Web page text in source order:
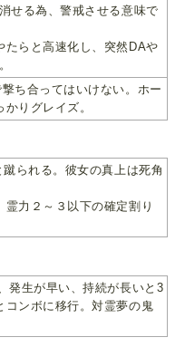
せる為、警戒させる意味で
たらと高速化し、突然DAや
ち合ってはいけない。ホー
りグレイズ。
られる。彼女の真上は死角
力２～３以下の確定割り
発生が早い、持続が長いと3
コンボに移行。対霊夢の鬼